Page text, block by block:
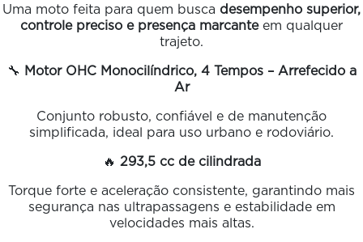
Uma moto feita para quem busca desempenho superior,
controle preciso e presença marcanteem qualquer
trajeto.
🔧 Motor OHC Monocilíndrico, 4 Tempos – Arrefecido a
Ar
Conjunto robusto, confiável e de manutenção
simplificada, ideal para uso urbano e rodoviário.
🔥 293,5 cc de cilindrada
Torque forte e aceleração consistente, garantindo mais
segurança nas ultrapassagens e estabilidade em
velocidades mais altas.